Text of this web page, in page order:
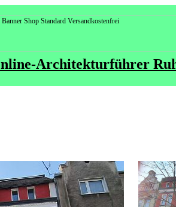
Architekturführer